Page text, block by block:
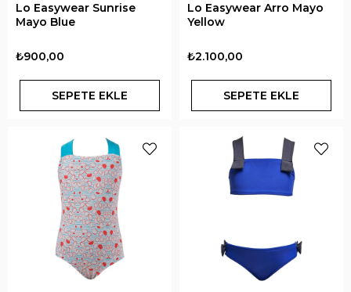
Lo Easywear Sunrise
Mayo Blue
₺900,00
SEPETE EKLE
Lo Easywear Arro Mayo
Yellow
₺2.100,00
SEPETE EKLE